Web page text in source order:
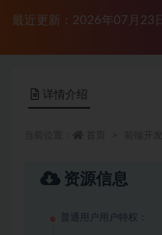
最近更新：2026年07月23日
详情介绍
资源信息
普通用户用户特权：